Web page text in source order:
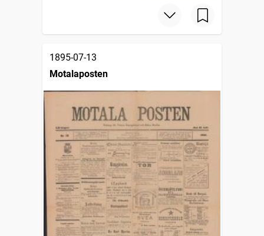
1895-07-13
Motalaposten